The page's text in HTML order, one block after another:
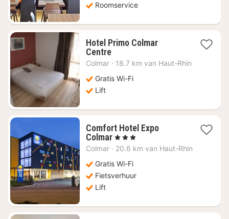
Roomservice
Hotel Primo Colmar
Centre1
nacht
€
Colmar · 18.7 km van Haut-Rhin
Gratis Wi-Fi
Lift
Comfort Hotel Expo
Colmar1
nacht
€
61,37
, 3 Sterren
Colmar · 20.6 km van Haut-Rhin
Gratis Wi-Fi
Fietsverhuur
Lift